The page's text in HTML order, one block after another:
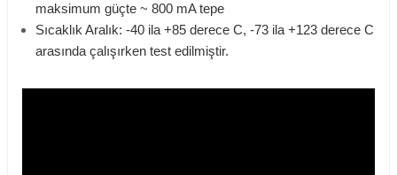
maksimum güçte ~ 800 mA tepe
Sıcaklık Aralık: -40 ila +85 derece C, -73 ila +123 derece C
arasında çalışırken test edilmiştir.